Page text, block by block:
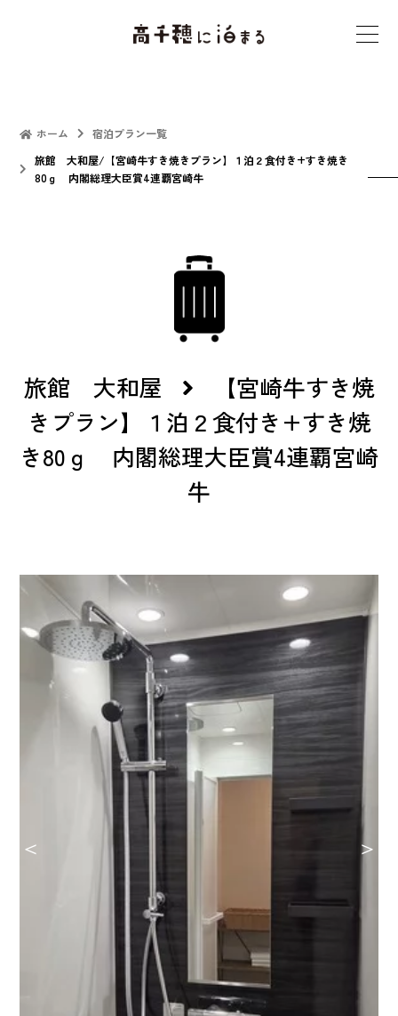
t
n
n
ホーム
宿泊プラン一覧
旅館 大和屋/【宮崎牛すき焼きプラン】１泊２食付き+すき焼き
80ｇ 内閣総理大臣賞4連覇宮崎牛
旅館 大和屋
【宮崎牛すき焼
きプラン】１泊２食付き+すき焼
き80ｇ 内閣総理大臣賞4連覇宮崎
牛